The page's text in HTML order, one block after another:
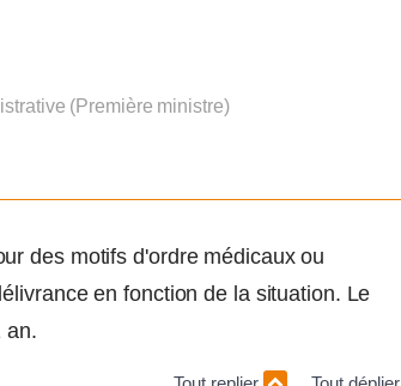
(Première ministre)
des motifs d'ordre médicaux ou
en fonction de la situation. Le
an.